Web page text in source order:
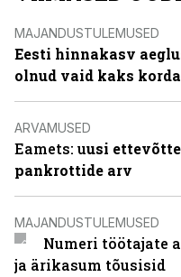
MAJANDUSTULEMUSED
Eesti hinnakasv
olnud vaid kaks
ARVAMUSED
Eamets: uusi
pankrottide arv
MAJANDUSTULEMUSED
Numeri töötajate
ja ärikasum tõusisid